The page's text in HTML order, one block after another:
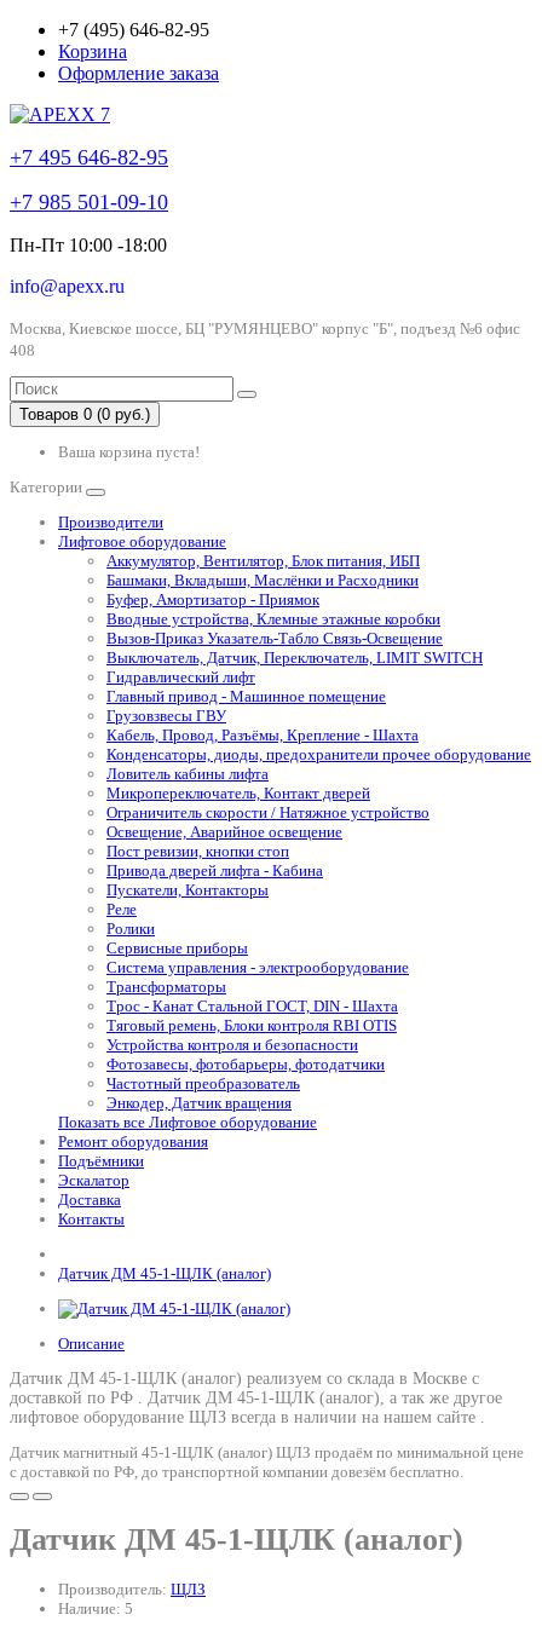
+7 (495) 646-82-95
Корзина
Оформление заказа
+7 495 646-82-95
+7 985 501-09-10
Пн-Пт 10:00 -18:00
info@apexx.ru
Москва, Киевское шоссе, БЦ "РУМЯНЦЕВО" корпус "Б", подъезд №6 офис
408
Товаров 0 (0 руб.)
Ваша корзина пуста!
Категории
Производители
Лифтовое оборудование
Аккумулятор, Вентилятор, Блок питания, ИБП
Башмаки, Вкладыши, Маслёнки и Расходники
Буфер, Амортизатор - Приямок
Вводные устройства, Клемные этажные коробки
Вызов-Приказ Указатель-Табло Связь-Освещение
Выключатель, Датчик, Переключатель, LIMIT SWITCH
Гидравлический лифт
Главный привод - Машинное помещение
Грузовзвесы ГВУ
Кабель, Провод, Разъёмы, Крепление - Шахта
Конденсаторы, диоды, предохранители прочее оборудование
Ловитель кабины лифта
Микропереключатель, Контакт дверей
Ограничитель скорости / Натяжное устройство
Освещение, Аварийное освещение
Пост ревизии, кнопки стоп
Привода дверей лифта - Кабина
Пускатели, Контакторы
Реле
Ролики
Сервисные приборы
Система управления - электрооборудование
Трансформаторы
Трос - Канат Стальной ГОСТ, DIN - Шахта
Тяговый ремень, Блоки контроля RBI OTIS
Устройства контроля и безопасности
Фотозавесы, фотобарьеры, фотодатчики
Частотный преобразователь
Энкодер, Датчик вращения
Показать все Лифтовое оборудование
Ремонт оборудования
Подъёмники
Эскалатор
Доставка
Контакты
Датчик ДМ 45-1-ЩЛК (аналог)
Описание
Датчик ДМ 45-1-ЩЛК (аналог) реализуем со склада в Москве с
доставкой по РФ . Датчик ДМ 45-1-ЩЛК (аналог), а так же другое
лифтовое оборудование ЩЛЗ всегда в наличии на нашем сайте .
Датчик магнитный 45-1-ЩЛК (аналог) ЩЛЗ продаём по минимальной цене
с доставкой по РФ, до транспортной компании довезём бесплатно.
Датчик ДМ 45-1-ЩЛК (аналог)
Производитель: ЩЛЗ
Наличие: 5